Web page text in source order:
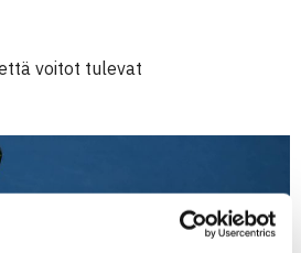
voitot tulevat